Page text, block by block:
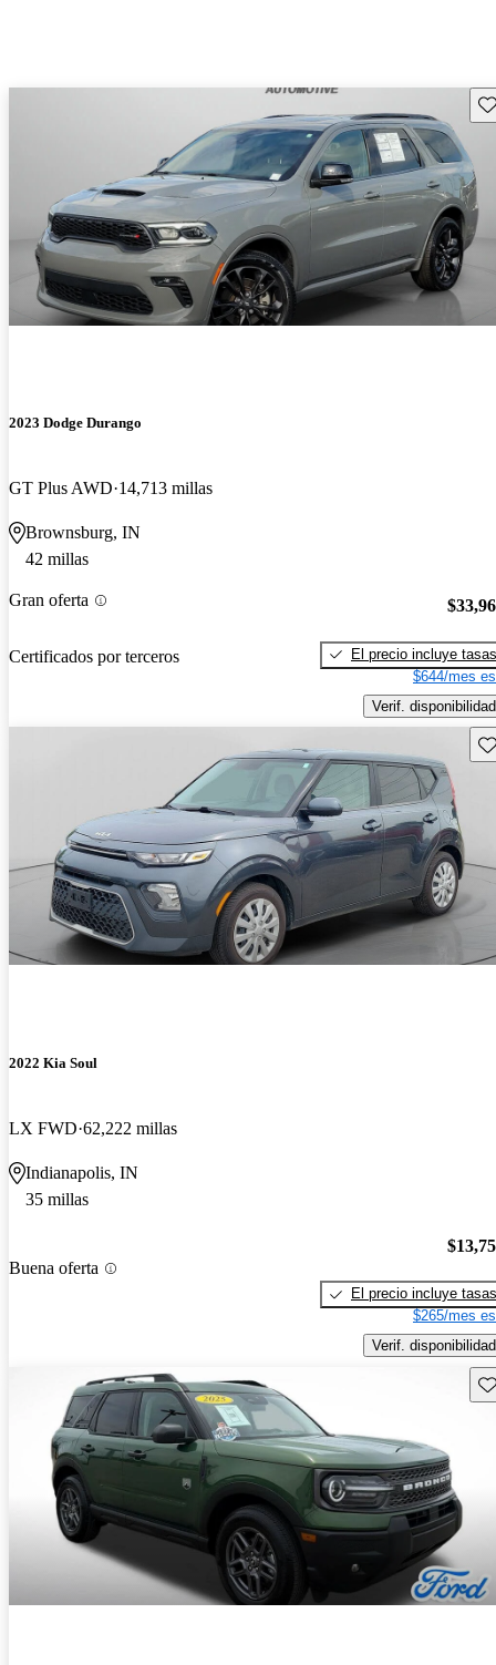
2023 Dodge Durango
GT Plus AWD 14,713 millas
Brownsburg, IN
42 millas
Gran oferta
Certificados por terceros
El precio incluye tasas
$644/mes
Verif. disponibilidad
2022 Kia Soul
LX FWD 62,222 millas
Indianapolis, IN
35 millas
Buena oferta
El precio incluye tasas
$265/mes
Verif. disponibilidad